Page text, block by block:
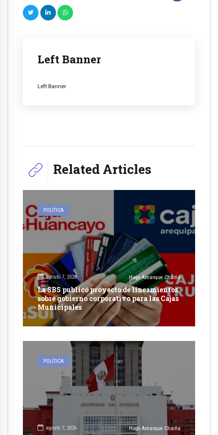
Left Banner
Left Banner
Related Articles
POLÍTICA
agosto 7, 2026 Hugo Amanque Chaiña
La SBS publicó proyecto de lineamientos
sobre gobierno corporativo para las Cajas
Municipales
POLÍTICA
agosto 7, 2026 Hugo Amanque Chaiña